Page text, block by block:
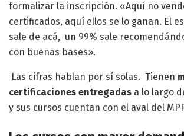
formalizar la inscripción. «Aquí no
certificados, aquí ellos se lo ganan. El
sale de acá, un 99% sale
con buenas bases».
Las cifras hablan por sí solas. Tienen
certificaciones entregadas a lo largo
y sus cursos cuentan con el aval del